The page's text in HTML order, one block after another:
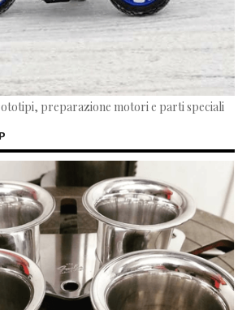
preparazione motori e parti speciali